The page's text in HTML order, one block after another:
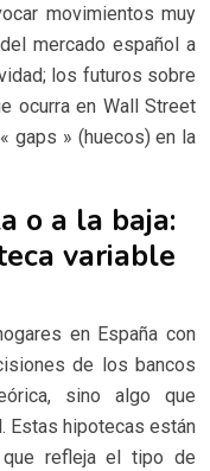
movimientos muy
mercado español a
los futuros sobre
ocurra en Wall Street
gaps » (huecos) en la
o a la baja:
variable
en España con
de los bancos
sino algo que
Estas hipotecas están
que refleja el tipo de